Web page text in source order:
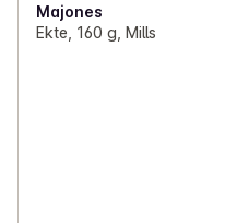
Majones
Ekte, 160 g, Mills